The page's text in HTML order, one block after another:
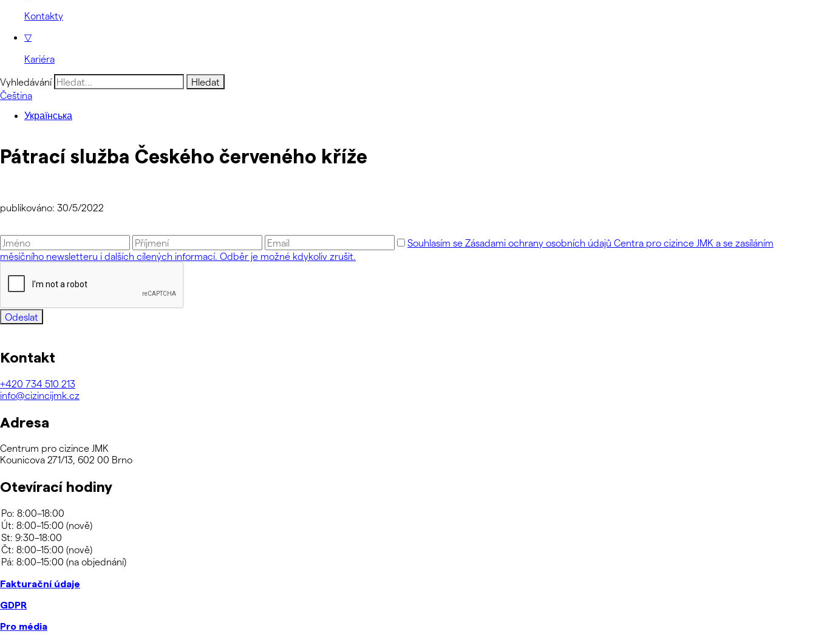
Kontakty
▽
Kariéra
Vyhledávání
Čeština
Українська
Pátrací služba Českého červeného kříže
publikováno: 30/5/2022
Souhlasím se Zásadami ochrany osobních údajů Centra pro cizince JMK a se zasíláním
měsíčního newsletteru i dalších cílených informací. Odběr je možné kdykoliv zrušit.
Odeslat
Kontakt
+420 734 510 213
info@cizincijmk.cz
Adresa
Centrum pro cizince JMK
Kounicova 271/13, 602 00 Brno
Otevírací hodiny
Fakturační údaje
GDPR
Pro média